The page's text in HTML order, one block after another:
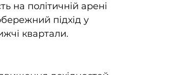
на політичній арені
підхід у
квартали.